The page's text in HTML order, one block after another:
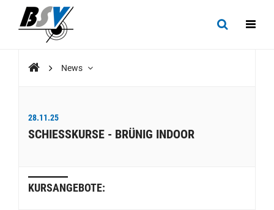
News
28.11.25
SCHIESSKURSE - BRÜNIG INDOOR
KURSANGEBOTE: